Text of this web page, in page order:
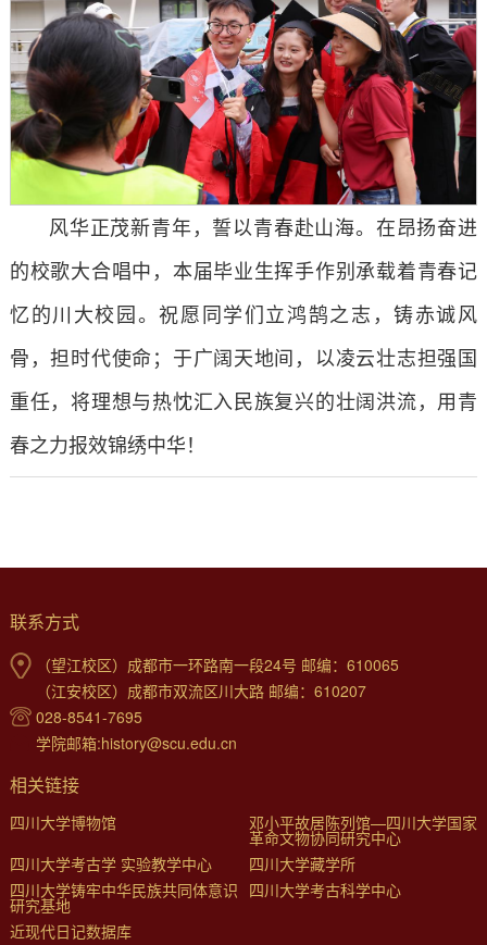
风华正茂新青年，誓以青春赴山海。在昂扬奋进
的校歌大合唱中，本届毕业生挥手作别承载着青春记
忆的川大校园。祝愿同学们立鸿鹄之志，铸赤诚风
骨，担时代使命；于广阔天地间，以凌云壮志担强国
重任，将理想与热忱汇入民族复兴的壮阔洪流，用青
春之力报效锦绣中华！
联系方式
（望江校区）成都市一环路南一段24号 邮编：610065
（江安校区）成都市双流区川大路 邮编：610207
028-8541-7695
学院邮箱:history@scu.edu.cn
相关链接
四川大学博物馆 邓小平故居陈列馆—四川大学国家
革命文物协同研究中心
四川大学考古学 实验教学中心
四川大学藏学所
四川大学铸牢中华民族共同体意识
研究基地
四川大学考古科学中心
近现代日记数据库